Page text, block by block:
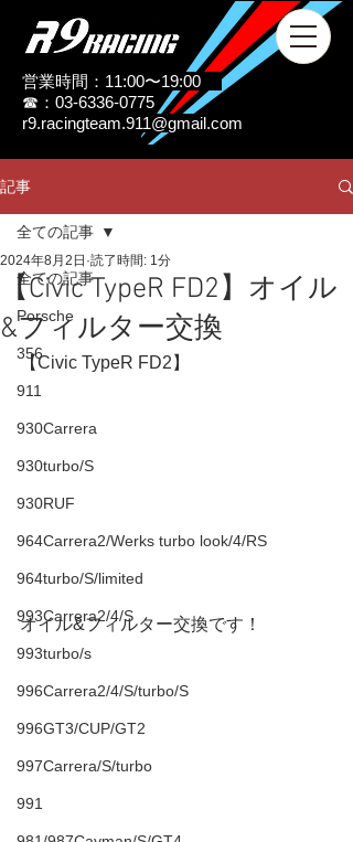
営業時間：11:00〜19:00
☎：03-6336-0775
r9.racingteam.911@gmail.com
記事
全ての記事
Porsche
356
911
930Carrera
930turbo/S
930RUF
964Carrera2/Werks turbo look/4/RS
964turbo/S/limited
993Carrera2/4/S
993turbo/s
996Carrera2/4/S/turbo/S
996GT3/CUP/GT2
997Carrera/S/turbo
991
全ての記事
【Civic TypeR FD2】オイル
&フィルター交換
2024年8月2日 読了時間: 1分
【Civic TypeR FD2】
オイル&フィルター交換です！